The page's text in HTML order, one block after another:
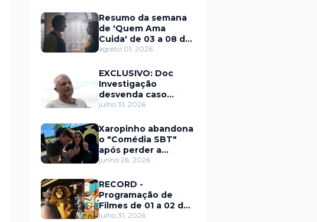
Resumo da semana
de 'Quem Ama
Cuida' de 03 a 08 de
agosto
agosto 01, 2026
EXCLUSIVO: Doc
Investigação
desvenda caso
Eduardo Martins e
trás de fraude
internacional
julho 31, 2026
Xaropinho abandona
o "Comédia SBT"
após perder a
paciência com Sarro
junho 26, 2026
RECORD -
Programação de
Filmes de 01 a 02 de
agosto
julho 31, 2026